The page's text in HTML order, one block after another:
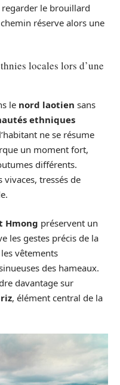
le brouillard
réserve alors une
locales lors d’une
le nord laotien sans
ethniques
ne se résume
un moment fort,
différents.
vivaces, tressés de
Hmong préservent un
les gestes précis de la
vêtements
des hameaux.
davantage sur
, élément central de la